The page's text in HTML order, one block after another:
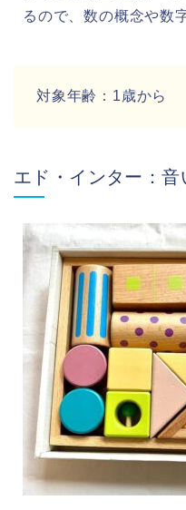
るので、数の概念や数
対象年齢：1歳から
エド・インター：音